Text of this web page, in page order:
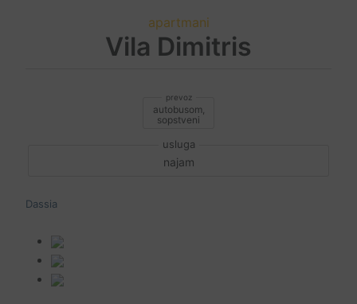
apartmani
Vila Dimitris
autobusom,
sopstveni
najam
Dassia